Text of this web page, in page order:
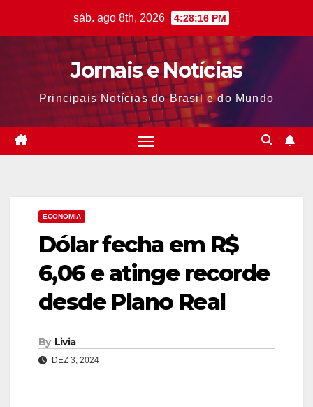
sáb. ago 8th, 2026 4:28:17 PM
Jornais e Notícias
Principais Notícias do Brasil e do Mundo
ECONOMIA
Dólar fecha em R$
6,06 e atinge recorde
desde Plano Real
By Livia
DEZ 3, 2024